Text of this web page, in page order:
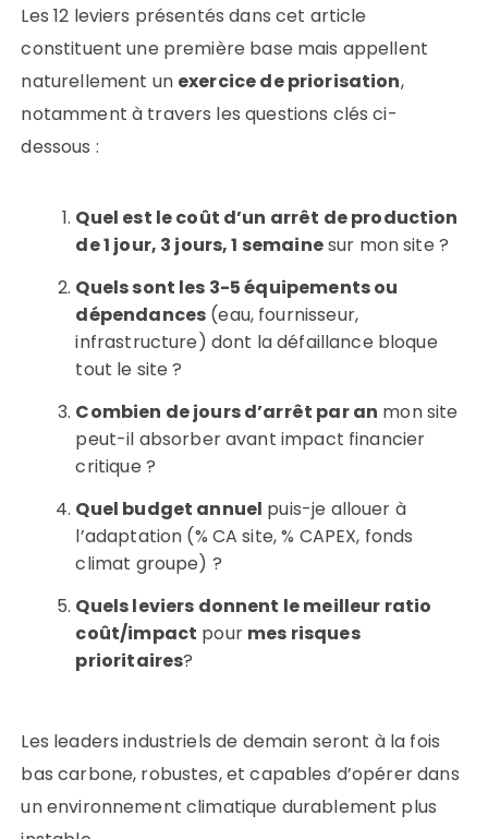
Les 12 leviers présentés dans cet article
constituent une première base mais appellent
naturellement un exercice de priorisation,
notamment à travers les questions clés ci-
dessous :
Quel est le coût d’un arrêt de production
de 1 jour, 3 jours, 1 semainesur mon site ?
Quels sont les 3-5 équipements ou
dépendances (eau, fournisseur,
infrastructure) dont la défaillance bloque
tout le site ?
Combien de jours d’arrêt par an mon site
peut-il absorber avant impact financier
critique ?
Quel budget annuel puis-je allouer à
l’adaptation (% CA site, % CAPEX, fonds
climat groupe) ?
Quels leviers donnent le meilleur ratio
coût/impact pour mes risques
prioritaires?
Les leaders industriels de demain seront à la fois
bas carbone, robustes, et capables d’opérer dans
un environnement climatique durablement plus